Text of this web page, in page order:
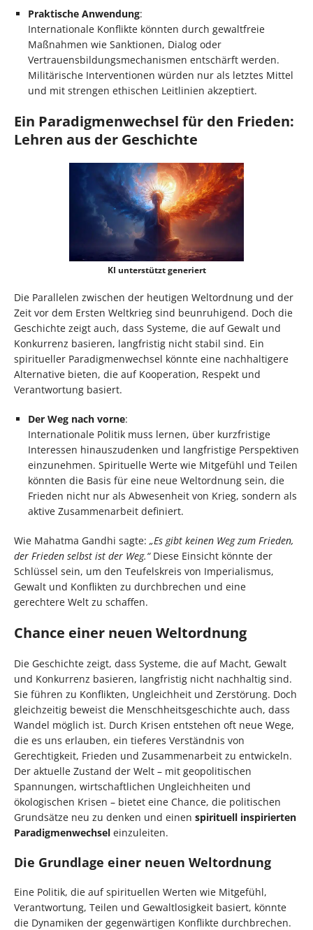
Praktische Anwendung:
Internationale Konflikte könnten durch gewaltfreie
Maßnahmen wie Sanktionen, Dialog oder
Vertrauensbildungsmechanismen entschärft werden.
Militärische Interventionen würden nur als letztes Mittel
und mit strengen ethischen Leitlinien akzeptiert.
Ein Paradigmenwechsel für den Frieden:
Lehren aus der Geschichte
KI unterstützt generiert
Die Parallelen zwischen der heutigen Weltordnung und der
Zeit vor dem Ersten Weltkrieg sind beunruhigend. Doch die
Geschichte zeigt auch, dass Systeme, die auf Gewalt und
Konkurrenz basieren, langfristig nicht stabil sind. Ein
spiritueller Paradigmenwechsel könnte eine nachhaltigere
Alternative bieten, die auf Kooperation, Respekt und
Verantwortung basiert.
Der Weg nach vorne:
Internationale Politik muss lernen, über kurzfristige
Interessen hinauszudenken und langfristige Perspektiven
einzunehmen. Spirituelle Werte wie Mitgefühl und Teilen
könnten die Basis für eine neue Weltordnung sein, die
Frieden nicht nur als Abwesenheit von Krieg, sondern als
aktive Zusammenarbeit definiert.
Wie Mahatma Gandhi sagte: „Es gibt keinen Weg zum Frieden,
der Frieden selbst ist der Weg.“Diese Einsicht könnte der
Schlüssel sein, um den Teufelskreis von Imperialismus,
Gewalt und Konflikten zu durchbrechen und eine
gerechtere Welt zu schaffen.
Chance einer neuen Weltordnung
Die Geschichte zeigt, dass Systeme, die auf Macht, Gewalt
und Konkurrenz basieren, langfristig nicht nachhaltig sind.
Sie führen zu Konflikten, Ungleichheit und Zerstörung. Doch
gleichzeitig beweist die Menschheitsgeschichte auch, dass
Wandel möglich ist. Durch Krisen entstehen oft neue Wege,
die es uns erlauben, ein tieferes Verständnis von
Gerechtigkeit, Frieden und Zusammenarbeit zu entwickeln.
Der aktuelle Zustand der Welt – mit geopolitischen
Spannungen, wirtschaftlichen Ungleichheiten und
ökologischen Krisen – bietet eine Chance, die politischen
Grundsätze neu zu denken und einen spirituell inspirierten
Paradigmenwechsel einzuleiten.
Die Grundlage einer neuen Weltordnung
Eine Politik, die auf spirituellen Werten wie Mitgefühl,
Verantwortung, Teilen und Gewaltlosigkeit basiert, könnte
die Dynamiken der gegenwärtigen Konflikte durchbrechen.